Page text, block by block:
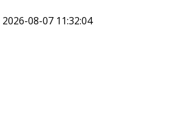
2026-08-07 11:32:04